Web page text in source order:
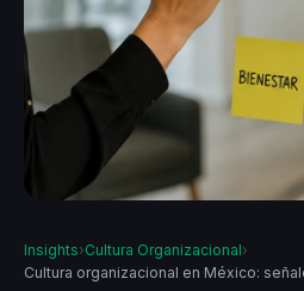
Insights›Cultura Organizacional›
Cultura organizacional en México: